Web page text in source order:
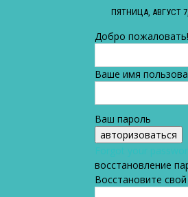
ПЯТНИЦА, АВГУСТ
Добро
Ваше имя
Ваш пароль
Forgot your
восстановление
Восстановите